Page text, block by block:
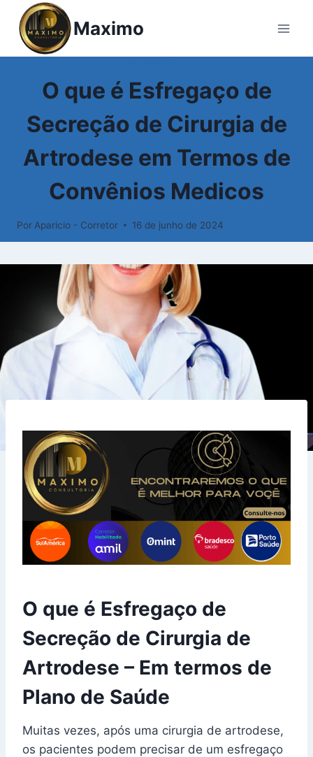
Pular
para
Maximo
O que é Esfregaço de
Secreção de Cirurgia de
Artrodese em Termos de
Convênios Medicos
Por Aparicio - Corretor 16 de junho de 2024
O que é Esfregaço de
Secreção de Cirurgia de
Artrodese – Em termos de
Plano de Saúde
Muitas vezes, após uma cirurgia de artrodese,
os pacientes podem precisar de um esfregaço